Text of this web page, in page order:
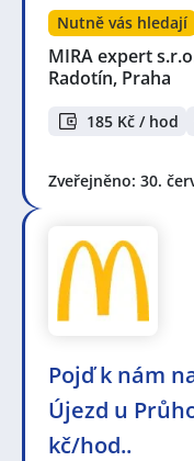
Nutně vás hledají
MIRA expert
Radotín, Praha
185 Kč / hod
Zveřejněno: 30.
Pojď k nám
Újezd u
kč/hod..